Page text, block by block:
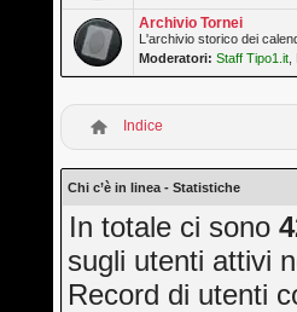
Archivio Tornei
L'archivio storico dei
Moderatori: Staff Tipo1.it
Indice
Chi c’è in linea - Statistiche
In totale ci sono
sugli utenti attivi
Record di utenti